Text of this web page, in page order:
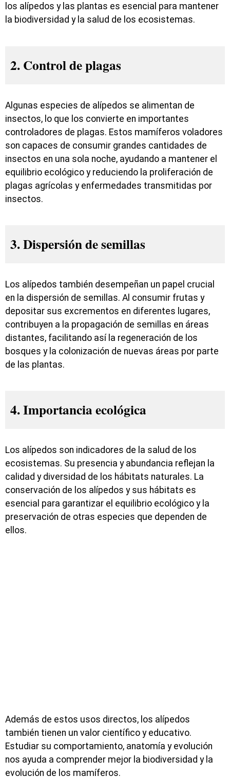
los alípedos y las plantas es esencial para mantener
la biodiversidad y la salud de los ecosistemas.
2. Control de plagas
Algunas especies de alípedos se alimentan de
insectos, lo que los convierte en importantes
controladores de plagas. Estos mamíferos voladores
son capaces de consumir grandes cantidades de
insectos en una sola noche, ayudando a mantener el
equilibrio ecológico y reduciendo la proliferación de
plagas agrícolas y enfermedades transmitidas por
insectos.
3. Dispersión de semillas
Los alípedos también desempeñan un papel crucial
en la dispersión de semillas. Al consumir frutas y
depositar sus excrementos en diferentes lugares,
contribuyen a la propagación de semillas en áreas
distantes, facilitando así la regeneración de los
bosques y la colonización de nuevas áreas por parte
de las plantas.
4. Importancia ecológica
Los alípedos son indicadores de la salud de los
ecosistemas. Su presencia y abundancia reflejan la
calidad y diversidad de los hábitats naturales. La
conservación de los alípedos y sus hábitats es
esencial para garantizar el equilibrio ecológico y la
preservación de otras especies que dependen de
ellos.
Además de estos usos directos, los alípedos
también tienen un valor científico y educativo.
Estudiar su comportamiento, anatomía y evolución
nos ayuda a comprender mejor la biodiversidad y la
evolución de los mamíferos.